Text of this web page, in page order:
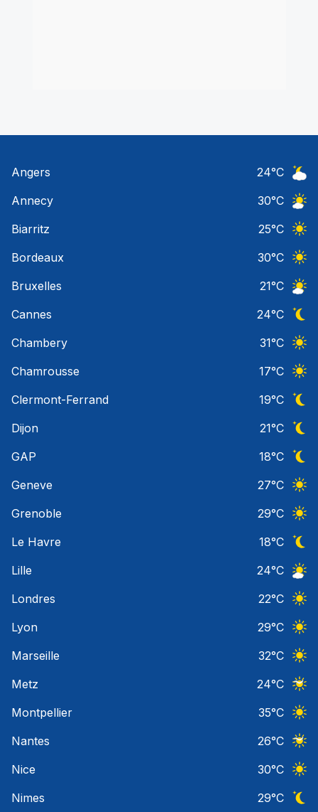
Angers 24°C
Annecy
30°C
Biarritz
25°C
Bordeaux
30°C
Bruxelles
21°C
Cannes
24°C
Chambery
31°C
Chamrousse
17°C
Clermont-Ferrand
19°C
Dijon
21°C
GAP
18°C
Geneve
27°C
Grenoble
29°C
Le Havre
18°C
Lille
24°C
Londres
22°C
Lyon
29°C
Marseille
32°C
Metz
24°C
Montpellier
35°C
Nantes
26°C
Nice
30°C
Nimes
29°C